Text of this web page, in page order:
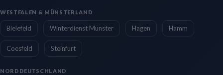
WESTFALEN & MÜNSTERLAND
Bielefeld Winterdienst Münster Hagen Hamm
Coesfeld Steinfurt
NORDDEUTSCHLAND